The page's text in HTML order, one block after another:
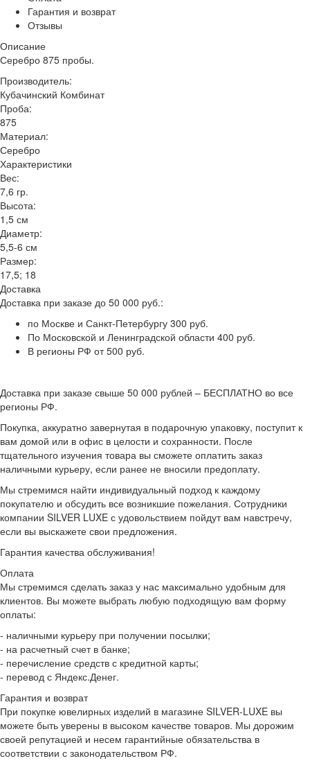
Гарантия и возврат
Отзывы
Описание
Серебро 875 пробы.
Производитель:
Кубачинский Комбинат
Проба:
875
Материал:
Серебро
Характеристики
Вес:
7,6 гр.
Высота:
1,5 см
Диаметр:
5,5-6 см
Размер:
17,5; 18
Доставка
Доставка при заказе до 50 000 руб.:
по Москве и Санкт-Петербургу 300 руб.
По Московской и Ленинградской области 400 руб.
В регионы РФ от 500 руб.
Доставка при заказе свыше 50 000 рублей – БЕСПЛАТНО во все
регионы РФ.
Покупка, аккуратно завернутая в подарочную упаковку, поступит к
вам домой или в офис в целости и сохранности. После
тщательного изучения товара вы сможете оплатить заказ
наличными курьеру, если ранее не вносили предоплату.
Мы стремимся найти индивидуальный подход к каждому
покупателю и обсудить все возникшие пожелания. Сотрудники
компании SILVER LUXE с удовольствием пойдут вам навстречу,
если вы выскажете свои предложения.
Гарантия качества обслуживания!
Оплата
Мы стремимся сделать заказ у нас максимально удобным для
клиентов. Вы можете выбрать любую подходящую вам форму
оплаты:
- наличными курьеру при получении посылки;
- на расчетный счет в банке;
- перечисление средств с кредитной карты;
- перевод с Яндекс.Денег.
Гарантия и возврат
При покупке ювелирных изделий в магазине SILVER-LUXE вы
можете быть уверены в высоком качестве товаров. Мы дорожим
своей репутацией и несем гарантийные обязательства в
соответствии с законодательством РФ.